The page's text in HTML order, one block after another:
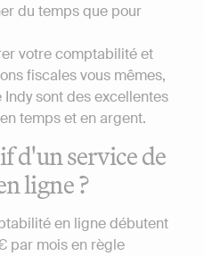
du temps que pour
votre comptabilité et
fiscales vous mêmes,
sont des excellentes
temps et en argent.
d'un service de
ligne ?
en ligne débutent
par mois en règle